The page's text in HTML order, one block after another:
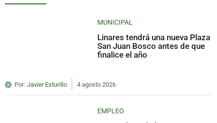
MUNICIPAL
Linares tendrá una nueva Plaza
San Juan Bosco antes de que
finalice el año
Por: Javier Esturillo 4 agosto 2026
EMPLEO